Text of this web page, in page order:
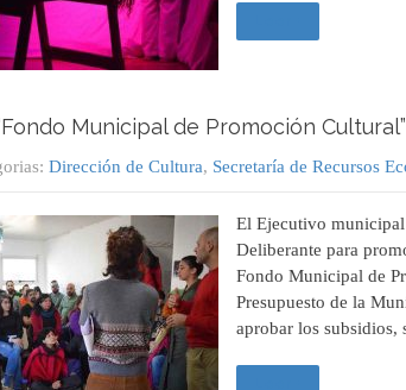
Municipal de Promoción Cultural”
Dirección de Cultura, Secretaría de Recursos
El Ejecutivo
Deliberante para
Fondo Municipal de
Presupuesto de la
aprobar los